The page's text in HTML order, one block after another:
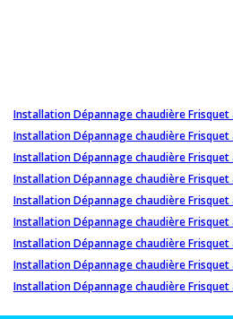
Installation Dépannage chaudière
Installation Dépannage chaudière
Installation Dépannage chaudière Frisquet
Installation Dépannage chaudière Frisquet
Installation Dépannage chaudière Frisquet
Installation Dépannage chaudière Frisquet
Installation Dépannage chaudière Frisquet
Installation Dépannage chaudière Frisquet
Installation Dépannage chaudière Frisquet